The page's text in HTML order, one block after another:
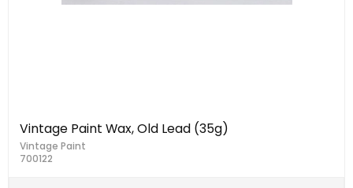
Vintage Paint Wax, Old Lead (35g)
Vintage Paint
700122